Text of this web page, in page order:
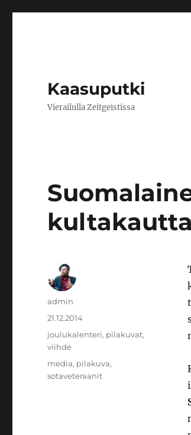
Kaasuputki
Vierailulla Zeitgeistissa
Kirjoittaja
admin
Julkaistu
21.12.2014
Kategoriat
joulukalenteri, pilakuvat,
viihde
Avainsanat
media, pilakuva,
sotaveteraanit